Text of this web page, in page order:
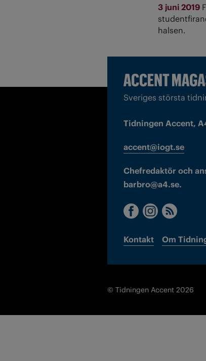
3 juni 2019
halsen.
Sveriges största
Tidningen Accent,
accent@iogt.se
Chefredaktör och
barbro@a4.se.
Kontakt Om
© Tidningen Accent 2026